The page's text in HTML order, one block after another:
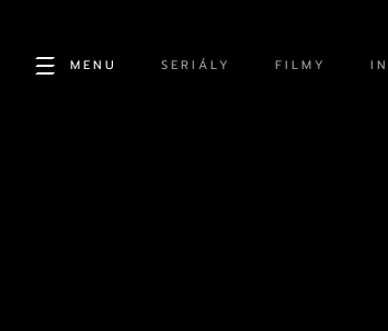
MENU SERIÁLY FILMY